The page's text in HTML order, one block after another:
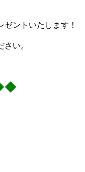
ゼントいたします！
い。